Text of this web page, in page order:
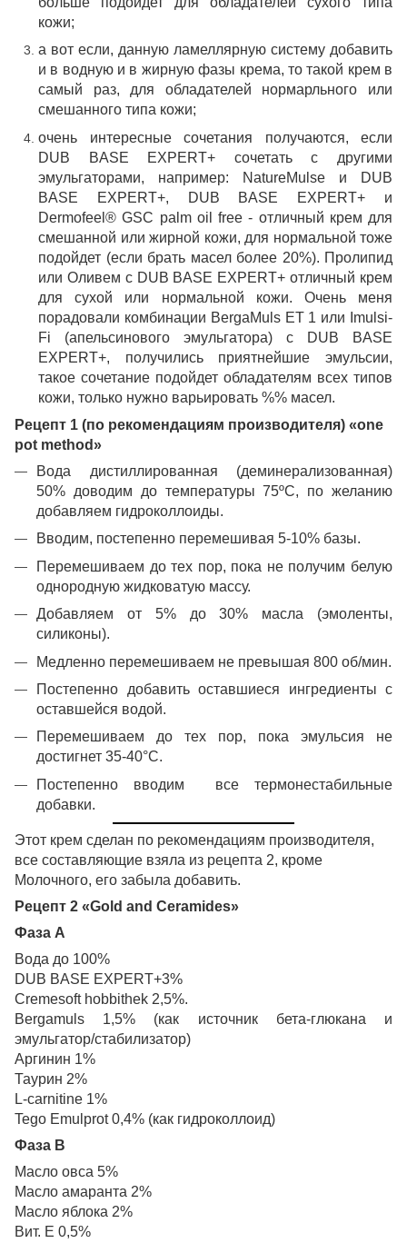
кожи;
а вот если, данную ламеллярную систему добавить
и в водную и в жирную фазы крема, то такой крем в
самый раз, для обладателей нормарльного или
смешанного типа кожи;
очень интересные сочетания получаются, если
DUB BASE EXPERT+ сочетать с другими
эмульгаторами, например: NatureMulse и DUB
BASE EXPERT+, DUB BASE EXPERT+ и
Dermofeel® GSC palm oil free - отличный крем для
смешанной или жирной кожи, для нормальной тоже
подойдет (если брать масел более 20%). Пролипид
или Оливем с DUB BASE EXPERT+ отличный крем
для сухой или нормальной кожи. Очень меня
порадовали комбинации BergaMuls ET 1 или Imulsi-
Fi (апельсинового эмульгатора) с DUB BASE
EXPERT+, получились приятнейшие эмульсии,
такое сочетание подойдет обладателям всех типов
кожи, только нужно варьировать %% масел.
Рецепт 1 (по рекомендациям производителя) «one
pot method»
Вода дистиллированная (деминерализованная)
50% доводим до температуры 75ºC, по желанию
добавляем гидроколлоиды.
Вводим, постепенно перемешивая 5-10% базы.
Перемешиваем до тех пор, пока не получим белую
однородную жидковатую массу.
Добавляем от 5% до 30% масла (эмоленты,
силиконы).
Медленно перемешиваем не превышая 800 об/мин.
Постепенно добавить оставшиеся ингредиенты с
оставшейся водой.
Перемешиваем до тех пор, пока эмульсия не
достигнет 35-40°С.
Постепенно вводим все термонестабильные
добавки.
Этот крем сделан по рекомендациям производителя,
все составляющие взяла из рецепта 2, кроме
Молочного, его забыла добавить.
Рецепт 2 «Gold and Ceramides»
Фаза А
Вода до 100%
DUB BASE EXPERT+3%
Cremesoft hobbithek 2,5%.
Bergamuls 1,5% (как источник бета-глюкана и
эмульгатор/стабилизатор)
Аргинин 1%
Таурин 2%
L-carnitine 1%
Tego Emulprot 0,4% (как гидроколлоид)
Фаза В
Масло овса 5%
Масло амаранта 2%
Масло яблока 2%
Вит. Е 0,5%